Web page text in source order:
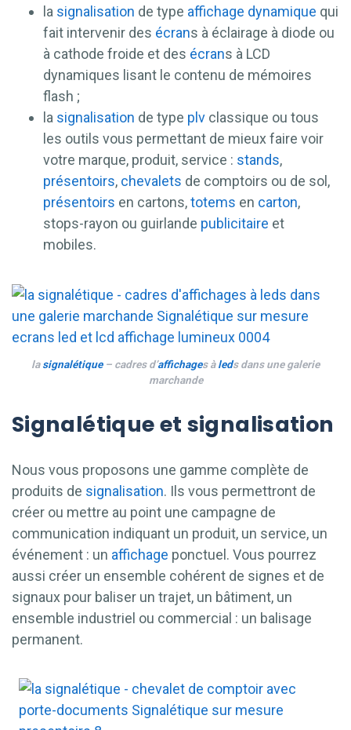
la signalisation de type affichage dynamique qui
fait intervenir des écrans à éclairage à diode ou
à cathode froide et des écrans à LCD
dynamiques lisant le contenu de mémoires
flash ;
la signalisation de type plv classique ou tous
les outils vous permettant de mieux faire voir
votre marque, produit, service : stands,
présentoirs, chevalets de comptoirs ou de sol,
présentoirs en cartons,totems en carton,
stops-rayon ou guirlande publicitaire et
mobiles.
lasignalétique– cadres d’affichages àleds dans une galerie
marchande
Signalétique et signalisation
Nous vous proposons une gamme complète de
produits de signalisation. Ils vous permettront de
créer ou mettre au point une campagne de
communication indiquant un produit, un service, un
événement : un affichage ponctuel. Vous pourrez
aussi créer un ensemble cohérent de signes et de
signaux pour baliser un trajet, un bâtiment, un
ensemble industriel ou commercial : un balisage
permanent.